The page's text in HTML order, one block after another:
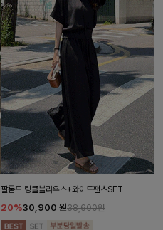
팔롬드 링클블라우스+와이드팬츠SET
20%30,900 원38,600원